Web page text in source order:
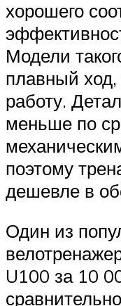
хорошего
Модели
плавный
работу.
меньше по
поэтому
дешевле в
Один из
U100 за 10